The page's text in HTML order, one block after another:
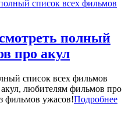
полный
про акул
список всех фильмов
любителям фильмов про
фильмов ужасов!Подробнее